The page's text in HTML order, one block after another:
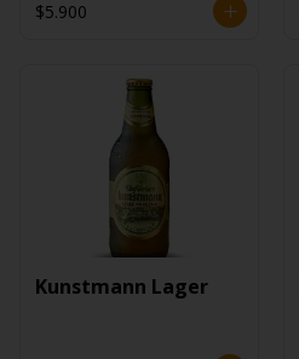
$5.900
Kunstmann Lager